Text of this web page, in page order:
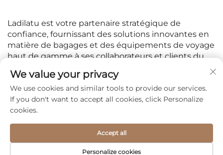
Ladilatu est votre partenaire stratégique de
confiance, fournissant des solutions innovantes en
matière de bagages et des équipements de voyage
haut de gamme à ses collaborateurs et clients du
SUIVEZ-NOUS
Copyright © 2026 Jiaxing Linzhihang International Trade
We value your privacy
We use cookies and similar tools to provide our services.
If you don't want to accept all cookies, click Personalize
cookies.
Personalize cookies
Accept all